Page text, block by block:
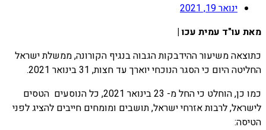
ינואר 19, 2021
מאת עו"ד עמית עכו |
כתוצאה משיעור ההידבקות הגבוה בנגיף הקורונה, ממשלת ישראל
החליטה היום כי הסגר הנוכחי יוארך עד חצות, 31 בינואר 2021.
כמו כן, הוחלט כי החל מ- 23 בינואר 2021, כל הנוסעים הטסים
לישראל, לרבות אזרחי ישראל, תושבים ומומחים חייבים להציג לפני
הטיסה: